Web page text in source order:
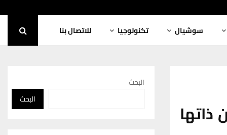
سوشيال تكنولوجيا للاتصال بنا
ذاتها
البحث
البحث